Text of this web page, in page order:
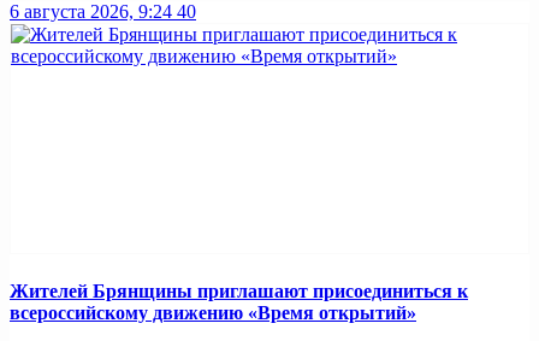
6 августа 2026, 9:24 40
Жителей Брянщины приглашают присоединиться к
всероссийскому движению «Время открытий»